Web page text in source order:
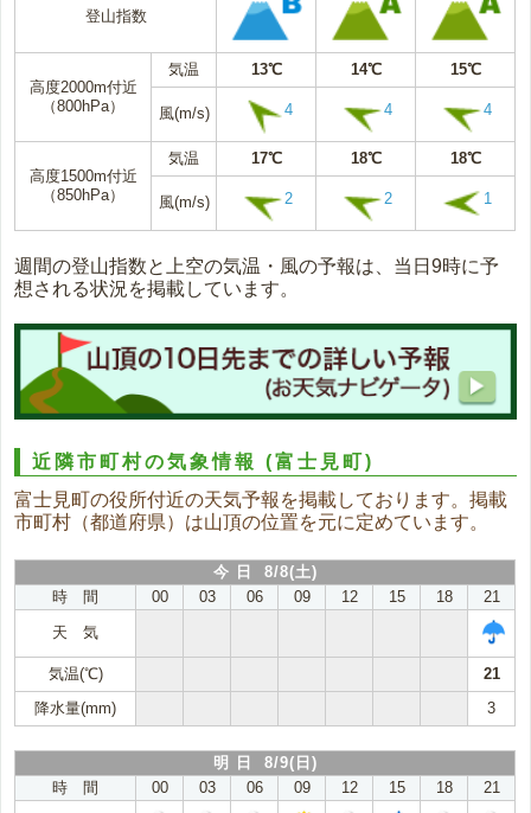
登山指数
高度2000m付近
（800hPa）
気温 13℃ 14℃ 15℃
風(m/s) 4 4 4
高度1500m付近
（850hPa）
気温 17℃ 18℃ 18℃
風(m/s) 2 2 1
週間の登山指数と上空の気温・風の予報は、当日9時に予
想される状況を掲載しています。
近隣市町村の気象情報(富士見町)
富士見町の役所付近の天気予報を掲載しております。掲載
市町村（都道府県）は山頂の位置を元に定めています。
今 日 8/8(土)
時 間
00 03 06 09 12 15 18
21
天 気
気温(℃)
21
降水量(mm)
3
明 日 8/9(日)
時 間
00 03 06 09 12 15 18
21